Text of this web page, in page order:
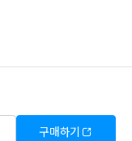
구매하기